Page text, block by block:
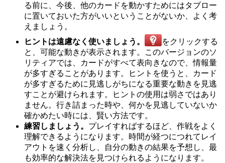
る前に、今後、他のカードを動かすためにはタブロー
に置いておいた方がいいということがないか、よく考
えましょう。
ヒントは遠慮なく使いましょう。
をクリックする
と、可能な動きが表示されます。このバージョンのソ
リティアでは、カードがすべて表向きなので、情報量
が多すぎることがあります。ヒントを使うと、カード
が多すぎるために見逃しがちになる重要な動きを見逃
すことが避けられます。ヒントの使用は弱さではあり
ません。行き詰まった時や、何かを見逃していないか
確かめたい時には、賢い方法です。
練習しましょう。 プレイすればするほど、作戦をよく
理解できるようになります。時間が経つにつれてレイ
アウトを速く分析し、自分の動きの結果を予想し、最
も効率的な解決法を見つけられるようになります。